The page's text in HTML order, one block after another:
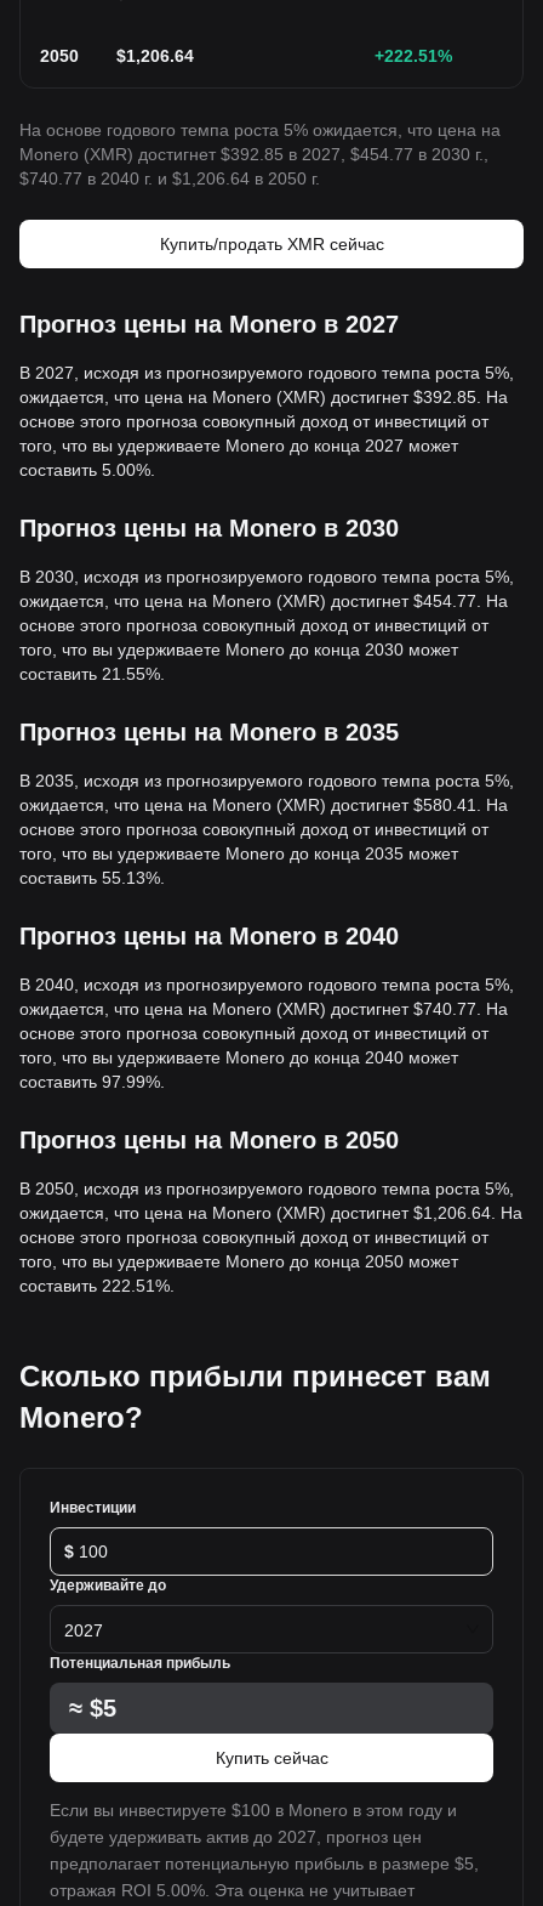
2050 $1,206.64 +222.51%
На основе годового темпа роста 5% ожидается, что цена на
Monero (XMR) достигнет $392.85 в 2027, $454.77 в 2030 г.,
$740.77 в 2040 г. и $1,206.64 в 2050 г.
Купить/продать XMR сейчас
Прогноз цены на Monero в 2027
В 2027, исходя из прогнозируемого годового темпа роста 5%,
ожидается, что цена на Monero (XMR) достигнет $392.85. На
основе этого прогноза совокупный доход от инвестиций от
того, что вы удерживаете Monero до конца 2027 может
составить 5.00%.
Прогноз цены на Monero в 2030
В 2030, исходя из прогнозируемого годового темпа роста 5%,
ожидается, что цена на Monero (XMR) достигнет $454.77. На
основе этого прогноза совокупный доход от инвестиций от
того, что вы удерживаете Monero до конца 2030 может
составить 21.55%.
Прогноз цены на Monero в 2035
В 2035, исходя из прогнозируемого годового темпа роста 5%,
ожидается, что цена на Monero (XMR) достигнет $580.41. На
основе этого прогноза совокупный доход от инвестиций от
того, что вы удерживаете Monero до конца 2035 может
составить 55.13%.
Прогноз цены на Monero в 2040
В 2040, исходя из прогнозируемого годового темпа роста 5%,
ожидается, что цена на Monero (XMR) достигнет $740.77. На
основе этого прогноза совокупный доход от инвестиций от
того, что вы удерживаете Monero до конца 2040 может
составить 97.99%.
Прогноз цены на Monero в 2050
В 2050, исходя из прогнозируемого годового темпа роста 5%,
ожидается, что цена на Monero (XMR) достигнет $1,206.64. На
основе этого прогноза совокупный доход от инвестиций от
того, что вы удерживаете Monero до конца 2050 может
составить 222.51%.
Сколько прибыли принесет вам
Monero?
Инвестиции
$
Удерживайте до
2027
Потенциальная прибыль
≈ $5
Купить сейчас
Если вы инвестируете $100 в Monero в этом году и
будете удерживать актив до 2027, прогноз цен
предполагает потенциальную прибыль в размере $5,
отражая ROI 5.00%. Эта оценка не учитывает